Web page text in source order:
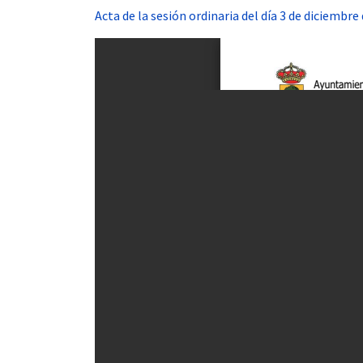
Acta de la sesión ordinaria del día 3 de diciembre